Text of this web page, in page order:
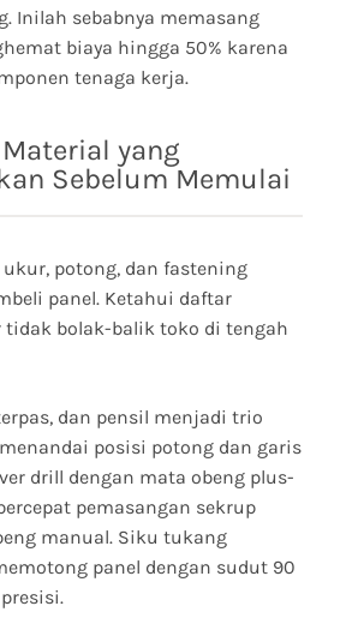
Inilah sebabnya memasang
biaya hingga 50% karena
tenaga kerja.
yang
Sebelum Memulai
potong, dan fastening
panel. Ketahui daftar
tidak bolak-balik toko di tengah
dan pensil menjadi trio
posisi potong dan garis
drill dengan mata obeng plus-
pemasangan sekrup
manual. Siku tukang
panel dengan sudut 90